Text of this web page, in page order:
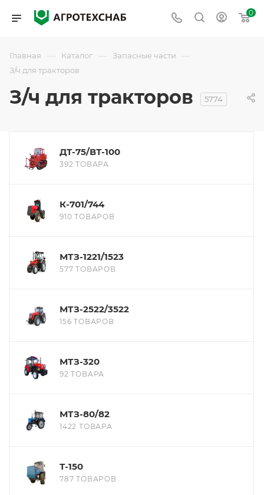
0
Главная — Каталог — Запасные части —
З/ч для тракторов
З/ч для тракторов 5774
ДТ-75/ВТ-100
392 ТОВАРА
К-701/744
910 ТОВАРОВ
МТЗ-1221/1523
577 ТОВАРОВ
МТЗ-2522/3522
156 ТОВАРОВ
МТЗ-320
92 ТОВАРА
МТЗ-80/82
1422 ТОВАРА
Т-150
787 ТОВАРОВ